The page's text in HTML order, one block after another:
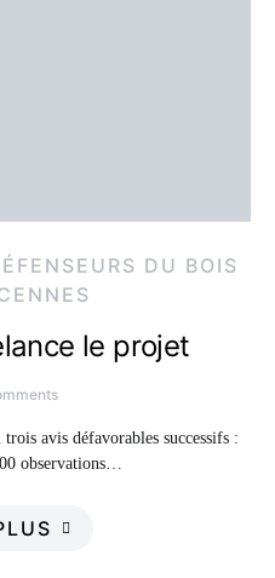
DU BOIS
le projet
avis défavorables successifs :
observations…